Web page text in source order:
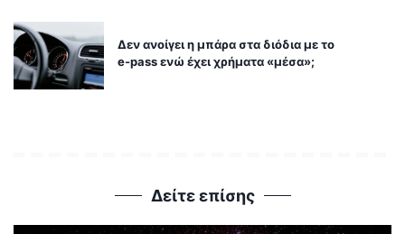
Δεν ανοίγει η μπάρα στα διόδια με το
e-pass ενώ έχει χρήματα «μέσα»;
Δείτε επίσης